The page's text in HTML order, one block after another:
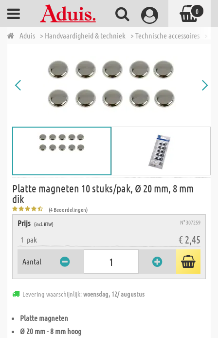
Aduis > Handvaardigheid & techniek > Technische accessoires >
Platte magneten 10 stuks/pak, Ø 20 mm, 8 mm
dik
(4 Beoordelingen)
Prijs (incl. BTW) N° 307259
1 pak € 2,45
Aantal
Levering waarschijnlijk:woensdag, 12/ augustus
Platte magneten
Ø 20 mm - 8 mm hoog
0